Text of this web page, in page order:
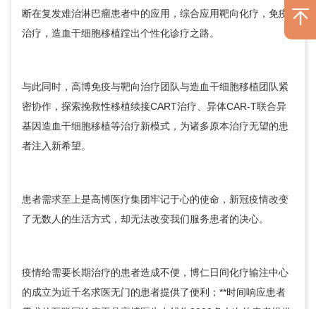
断在复发难治淋巴瘤患者中的应用，综合应用靶向化疗，免疫
治疗，造血干细胞移植蹚出个性化诊疗之路。
与此同时，高博免疫与靶向治疗团队与造血干细胞移植团队紧
密协作，探索挽救性移植续接CART治疗、异体CAR-T联合异
基因造血干细胞移植等治疗新模式，为诸多原本治疗无望的患
者注入新希望。
患者需求至上是高博医疗集团牢记于心的使命，新冠疫情改变
了无数人的生活方式，却无法改变我们服务患者的决心。
疫情给需要长期治疗的患者造成不便，博仁日间化疗输注中心
的成立为近千名求医无门的患者提供了便利；**时间响应患者